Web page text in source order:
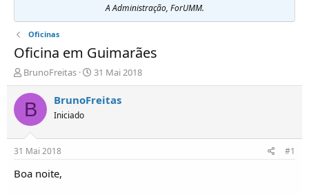
A Administração, ForUMM.
Oficinas
Oficina em Guimarães
I
n
i
i
d
o
r
BrunoFreitas
D
a
t
31 Mai 2018
B BrunoFreitas
Iniciado
31 Mai 2018 #1
Boa noite,